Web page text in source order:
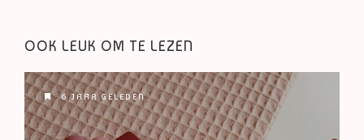
OOK LEUK OM TE LEZEN
6 JAAR GELEDEN